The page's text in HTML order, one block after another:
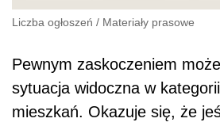
Liczba ogłoszeń / Materiały prasowe
Pewnym zaskoczeniem
sytuacja widoczna w
mieszkań. Okazuje się, że